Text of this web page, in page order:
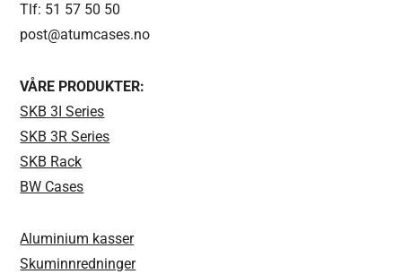
Tlf: 51 57 50 50
post@atumcases.no
VÅRE PRODUKTER:
SKB 3I Series
SKB 3R Series
SKB Rack
BW Cases
Aluminium kasser
Skuminnredninger